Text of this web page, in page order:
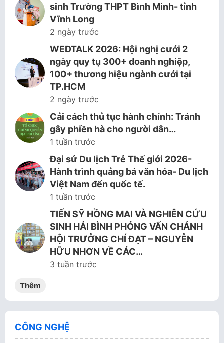
sinh Trường THPT Bình Minh- tỉnh
Vĩnh Long
2 ngày trước
WEDTALK 2026: Hội nghị cưới 2
ngày quy tụ 300+ doanh nghiệp,
100+ thương hiệu ngành cưới tại
TP.HCM
2 ngày trước
Cải cách thủ tục hành chính: Tránh
gây phiền hà cho người dân…
1 tuần trước
Đại sứ Du lịch Trẻ Thế giới 2026-
Hành trình quảng bá văn hóa- Du lịch
Việt Nam đến quốc tế.
1 tuần trước
TIẾN SỸ HỒNG MAI VÀ NGHIÊN CỨU
SINH HẢI BÌNH PHỎNG VẤN CHÁNH
HỘI TRƯỞNG CHÍ ĐẠT – NGUYỄN
HỮU NHƠN VỀ CÁC…
3 tuần trước
Thêm
CÔNG NGHỆ